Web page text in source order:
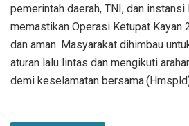
pemerintah daerah, TNI, dan instansi
memastikan Operasi Ketupat Kayan
dan aman. Masyarakat dihimbau
aturan lalu lintas dan mengikuti
demi keselamatan